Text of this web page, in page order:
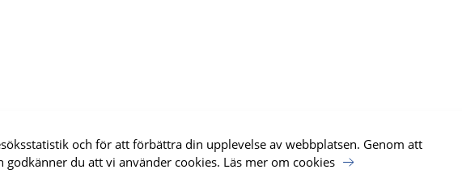
och för att förbättra din upplevelse av webbplatsen. Genom att
du att vi använder cookies. Läs mer om cookies
Uppdrag Psykisk Hälsa, SKR har tagit fram webbplatsen för Nationellt
programområde psykisk hälsa.Läs mer